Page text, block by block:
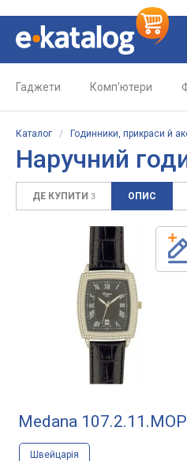
Гаджети Комп'ютери
Каталог / Годинники, прикраси й
Наручний
ДЕ КУПИТИ 3 ОПИС
Medana
Швейцарія